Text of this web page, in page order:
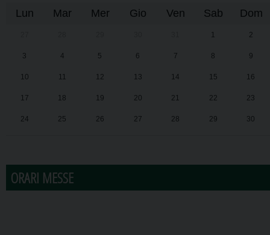
Lun
Mar Mer Gio Ven Sab Dom
1 2
3 4 5 6 7 8 9
10 11 12 13 14 15 16
17 18 19 20 21 22 23
24 25 26 27 28 29 30
ORARI MESSE